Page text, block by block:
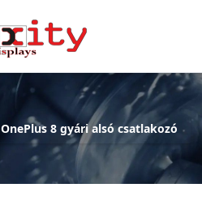
OnePlus 8 gyári alsó csatlakozó